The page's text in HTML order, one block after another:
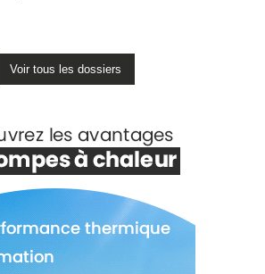
Voir tous les dossiers